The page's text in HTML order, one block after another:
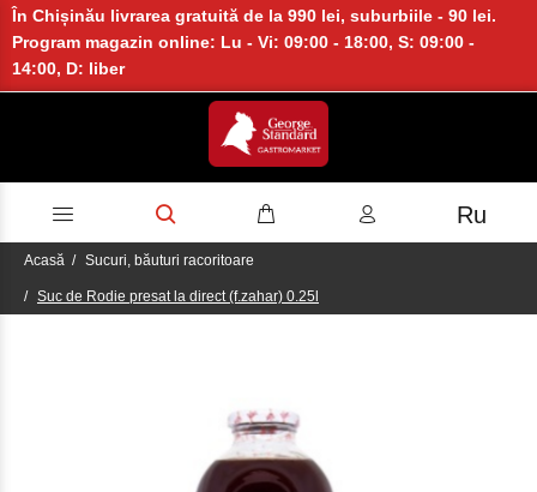
În Chișinău livrarea gratuită de la 990 lei, suburbiile - 90 lei.
Program magazin online: Lu - Vi: 09:00 - 18:00, S: 09:00 -
14:00, D: liber
Ru
Acasă Sucuri, băuturi racoritoare
Suc de Rodie presat la direct (f.zahar) 0.25l